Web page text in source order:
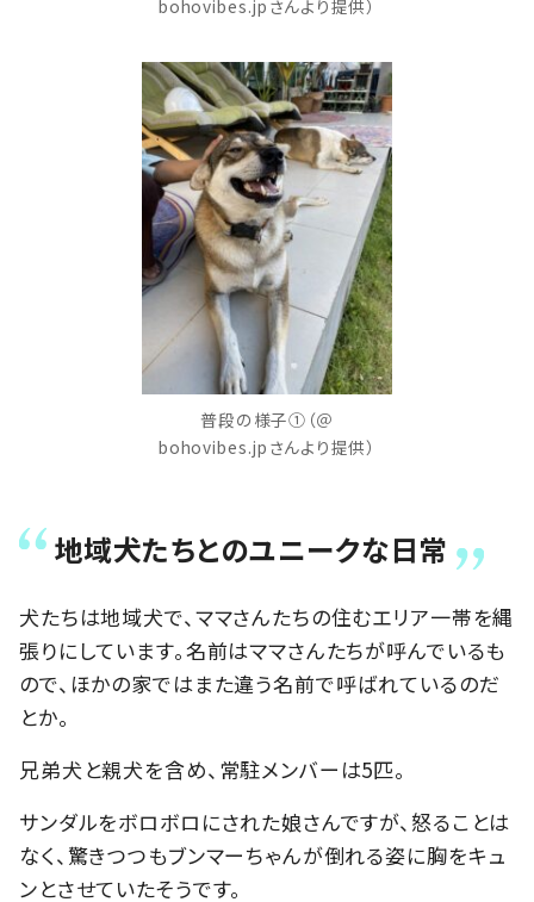
bohovibes.jpさんより提供）
普段の様子①（＠
bohovibes.jpさんより提供）
地域犬たちとのユニークな日常
犬たちは地域犬で、ママさんたちの住むエリア一帯を縄
張りにしています。名前はママさんたちが呼んでいるも
ので、ほかの家ではまた違う名前で呼ばれているのだ
とか。
兄弟犬と親犬を含め、常駐メンバーは5匹。
サンダルをボロボロにされた娘さんですが、怒ることは
なく、驚きつつもブンマーちゃんが倒れる姿に胸をキュ
ンとさせていたそうです。